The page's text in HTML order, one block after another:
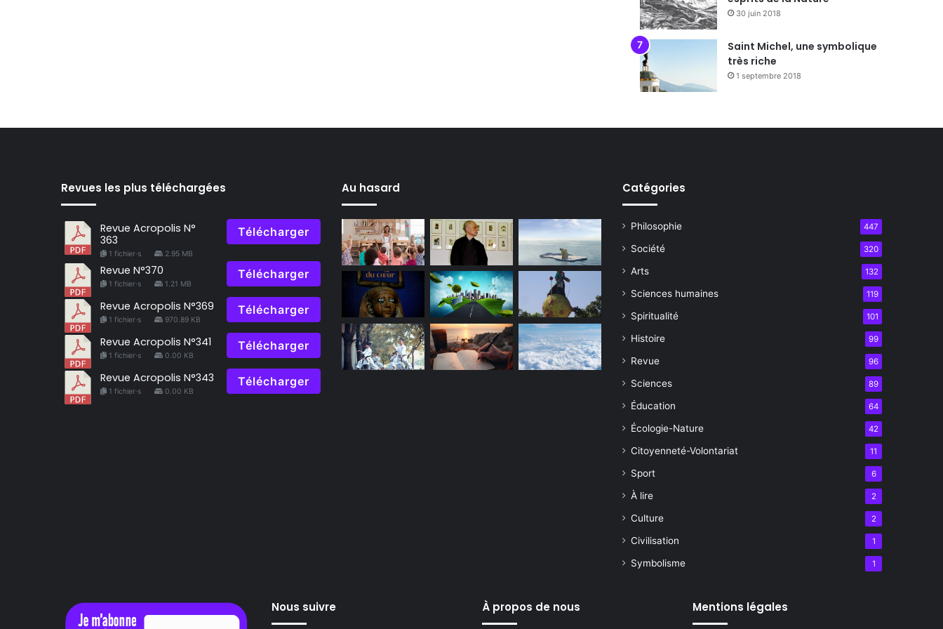
30 juin 2018
Saint Michel, une symbolique
très riche
1 septembre 2018
Revues les plus téléchargées
Revue Acropolis N°
363
1 fichier·s 2.95 MB
Télécharger
Revue N°370
1 fichier·s 1.21 MB
Télécharger
Revue Acropolis N°369
1 fichier·s 970.89 KB
Télécharger
Revue Acropolis N°341
1 fichier·s 0.00 KB
Télécharger
Revue Acropolis N°343
1 fichier·s 0.00 KB
Télécharger
Au hasard Catégories
Philosophie 447
Société 320
Arts 132
Sciences humaines 119
Spiritualité 101
Histoire 99
Revue 96
Sciences 89
Éducation 64
Écologie-Nature 42
Citoyenneté-Volontariat 11
Sport 6
À lire 2
Culture 2
Civilisation 1
Symbolisme 1
Nous suivre À propos de nous Mentions légales